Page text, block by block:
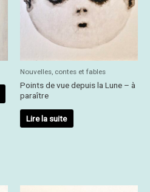
Nouvelles, contes et fables
Points de vue depuis la Lune – à
paraître
Lire la suite